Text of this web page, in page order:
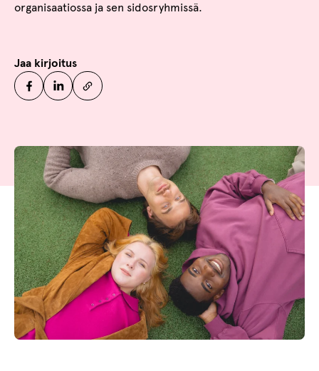
organisaatiossa ja sen sidosryhmissä.
Jaa kirjoitus